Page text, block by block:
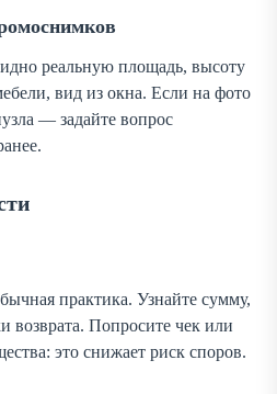
реальную площадь, высоту
вид из окна. Если на фото
— задайте вопрос
практика. Узнайте сумму,
возврата. Попросите чек или
это снижает риск споров.